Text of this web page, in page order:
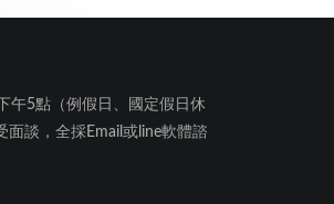
午5點（例假日、國定假日休
面談，全採Email或line軟體諮